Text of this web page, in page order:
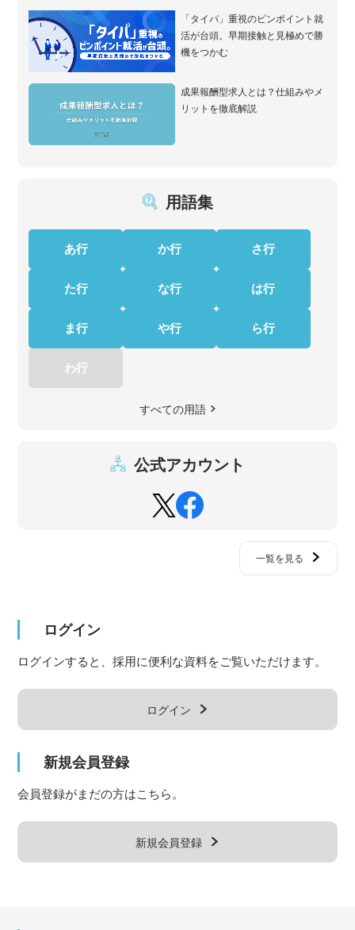
「タイパ」重視のピンポイント就
活が台頭。早期接触と見極めで勝
機をつかむ
成果報酬型求人とは？仕組みやメ
リットを徹底解説
用語集
あ行 か行 さ行
た行 な行 は行
ま行 や行 ら行
わ行
すべての用語
公式アカウント
一覧を見る
ログイン
ログインすると、採用に便利な資料をご覧いただけます。
ログイン
新規会員登録
会員登録がまだの方はこちら。
新規会員登録